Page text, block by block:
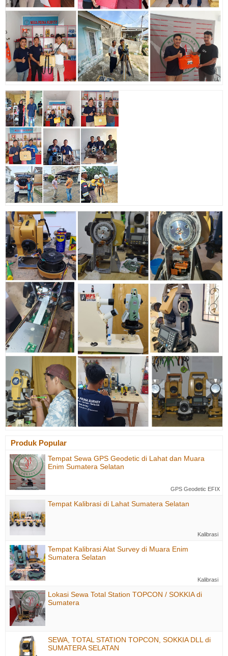
Produk Popular
Tempat Sewa GPS Geodetic di Lahat dan Muara
Enim Sumatera Selatan
GPS Geodetic EFIX
Tempat Kalibrasi di Lahat Sumatera Selatan
Kalibrasi
Tempat Kalibrasi Alat Survey di Muara Enim
Sumatera Selatan
Kalibrasi
Lokasi Sewa Total Station TOPCON / SOKKIA di
Sumatera
SEWA, TOTAL STATION TOPCON, SOKKIA DLL di
SUMATERA SELATAN